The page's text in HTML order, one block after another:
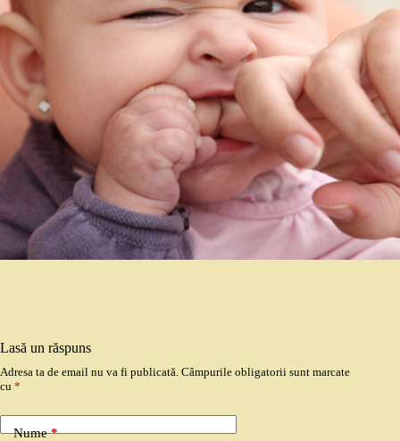
Lasă un răspuns
Adresa ta de email nu va fi publicată. Câmpurile obligatorii sunt marcate
cu *
Nume*